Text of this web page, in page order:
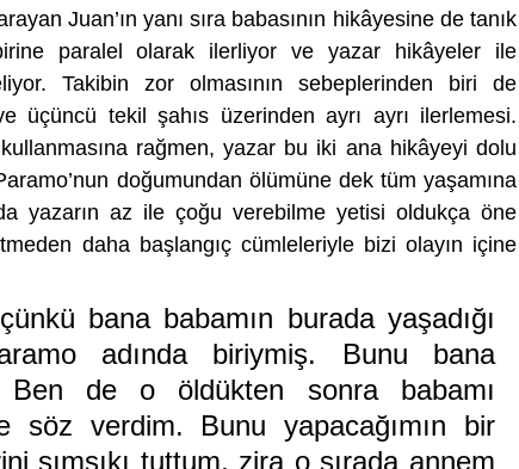
Juan’ın yanı sıra babasının hikâyesine de tanık
paralel olarak ilerliyor ve yazar hikâyeler ile
Takibin zor olmasının sebeplerinden biri de
üçüncü tekil şahıs üzerinden ayrı ayrı ilerlemesi.
rağmen, yazar bu iki ana hikâyeyi dolu
doğumundan ölümüne dek tüm yaşamına
yazarın az ile çoğu verebilme yetisi oldukça öne
daha başlangıç cümleleriyle bizi olayın içine
bana babamın burada yaşadığı
adında biriymiş. Bunu bana
Ben de o öldükten sonra babamı
söz verdim. Bunu yapacağımın bir
sımsıkı tuttum, zira o sırada annem